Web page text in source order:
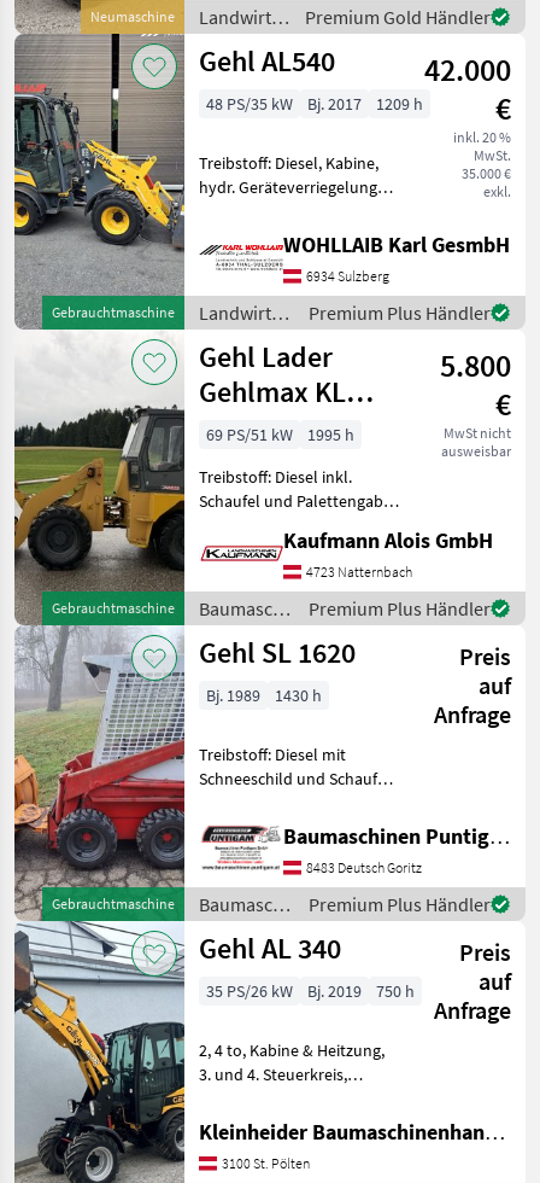
Marktplatz Händlerangebote Kleinanzeigen
Neumaschine
Fahrbereiche * mechanisc
Landwirtsch.
Motorfahrzeuge
/ Gehl
Premium Gold Händler
Gebrauchtmaschine
Gehl AL540
42.000
€
inkl. 20 %
MwSt.
35.000 €
exkl.
48 PS/35 kW Bj. 2017 1209 h
Treibstoff: Diesel, Kabine,
hydr. Geräteverriegelung
Betriebsstunden 1209 -
Hydraulische
Geräteverriegelung - Gehl
WOHLLAIB Karl GesmbH
6934 Sulzberg
Landwirtsch.
Motorfahrzeuge
/ Gehl
Premium Plus Händler
Gebrauchtmaschine
Gehl Lader
Gehlmax KL
508/608
5.800
€
MwSt nicht
ausweisbar
69 PS/51 kW
1995 h
Treibstoff: Diesel inkl.
Schaufel und Palettengabel
Geräteverriegelung
ca.5200Kg Eigengewicht
Dieselmotor ISUZU 69PS
Verkauf so wie Steht--
Zustand s
Kaufmann Alois GmbH
4723 Natternbach
Baumaschinen
/ Gehl
Premium Plus Händler
Gebrauchtmaschine
Gehl SL 1620
Preis
auf
Anfrage
Bj. 1989 1430 h
Treibstoff: Diesel mit
Schneeschild und Schaufel
Baumaschinen Puntigam
GmbH Unser Spezialgebiet:
Ankauf - Verkauf -
Vermietung von Baumaschi
Baumaschinen Puntigam GmbH
8483 Deutsch Goritz
Baumaschinen
/ Gehl
Premium Plus Händler
Gehl AL 340
Preis
auf
Anfrage
35 PS/26 kW Bj. 2019 750 h
2, 4 to, Kabine & Heitzung,
3. und 4. Steuerkreis,
Aufnahme neuwertig),
Uniladerschuafel, Option
hydr. SW (Kubota/Giant),
Kleinheider Baumaschinenhandel GmbH.
3100 St. Pölten